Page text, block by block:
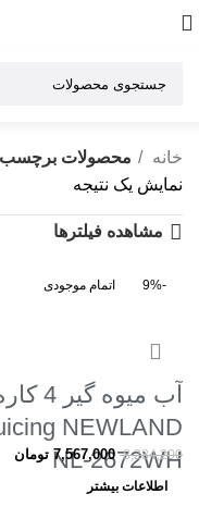
خانه
محصولات برچسب خورده
نمایش یک نتیجه
مشاهده فیلترها
-9% اتمام موجودی
آب میوه گیر 4
NEWLAND
NL-2672WH
8,284,200
7,567,000 تومان
اطلاعات بیشتر